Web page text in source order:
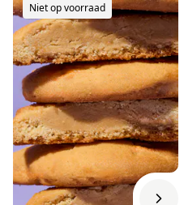
Niet op voorraad